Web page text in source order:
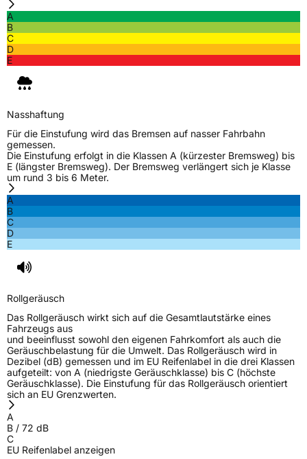
A
B
C
D
E
Nasshaftung
Für die Einstufung wird das Bremsen auf nasser Fahrbahn
gemessen.
Die Einstufung erfolgt in die Klassen A (kürzester Bremsweg) bis
E (längster Bremsweg). Der Bremsweg verlängert sich je Klasse
um rund 3 bis 6 Meter.
A
B
C
D
E
Rollgeräusch
Das Rollgeräusch wirkt sich auf die Gesamtlautstärke eines
Fahrzeugs aus
und beeinflusst sowohl den eigenen Fahrkomfort als auch die
Geräuschbelastung für die Umwelt. Das Rollgeräusch wird in
Dezibel (dB) gemessen und im EU Reifenlabel in die drei Klassen
aufgeteilt: von A (niedrigste Geräuschklasse) bis C (höchste
Geräuschklasse). Die Einstufung für das Rollgeräusch orientiert
sich an EU Grenzwerten.
A
B / 72 dB
C
EU Reifenlabel anzeigen